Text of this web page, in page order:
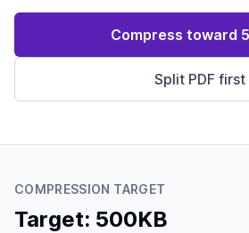
Compress toward
Split PDF first
COMPRESSION TARGET
Target: 500KB